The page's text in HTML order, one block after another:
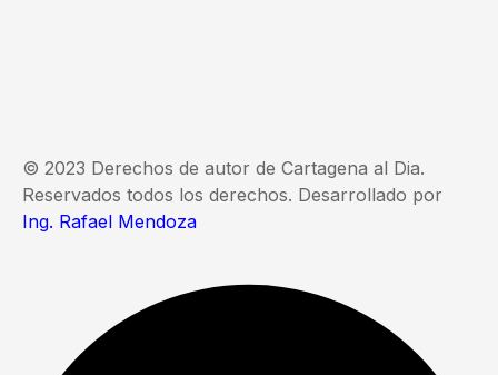
© 2023 Derechos de autor de Cartagena al Dia.
Reservados todos los derechos. Desarrollado por
Ing. Rafael Mendoza